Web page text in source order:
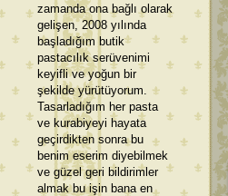
zamanda ona bağlı olarak
gelişen, 2008 yılında
başladığım butik
pastacılık serüvenimi
keyifli ve yoğun bir
şekilde yürütüyorum.
Tasarladığım her pasta
ve kurabiyeyi hayata
geçirdikten sonra bu
benim eserim diyebilmek
ve güzel geri bildirimler
almak bu işin bana en